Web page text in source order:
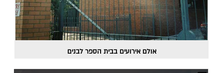
אולם אירועים בבית הספר לבנים